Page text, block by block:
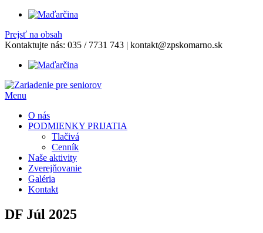
Prejsť na obsah
Kontaktujte nás: 035 / 7731 743 | kontakt@zpskomarno.sk
Menu
O nás
PODMIENKY PRIJATIA
Tlačivá
Cenník
Naše aktivity
Zverejňovanie
Galéria
Kontakt
DF Júl 2025